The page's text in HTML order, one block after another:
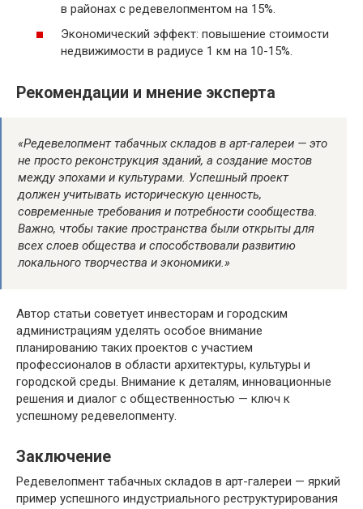
в районах с редевелопментом на 15%.
Экономический эффект: повышение стоимости
недвижимости в радиусе 1 км на 10-15%.
Рекомендации и мнение эксперта
«Редевелопмент табачных складов в арт-галереи — это
не просто реконструкция зданий, а создание мостов
между эпохами и культурами. Успешный проект
должен учитывать историческую ценность,
современные требования и потребности сообщества.
Важно, чтобы такие пространства были открыты для
всех слоев общества и способствовали развитию
локального творчества и экономики.»
Автор статьи советует инвесторам и городским
администрациям уделять особое внимание
планированию таких проектов с участием
профессионалов в области архитектуры, культуры и
городской среды. Внимание к деталям, инновационные
решения и диалог с общественностью — ключ к
успешному редевелопменту.
Заключение
Редевелопмент табачных складов в арт-галереи — яркий
пример успешного индустриального реструктурирования